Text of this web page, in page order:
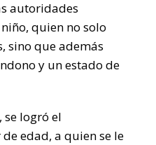
autoridades
quien no solo
sino que además
y un estado de
se logró el
edad, a quien se le